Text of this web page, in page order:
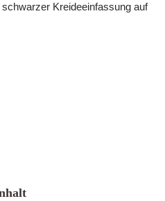
Kreideeinfassung auf